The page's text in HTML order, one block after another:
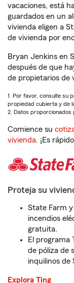
vacaciones, está
guardados en un
vivienda eligen a
de vivienda por
Bryan Jenkins en
después de que
de propietarios de
1. Por favor, consulte su
propiedad cubierta y de
2. Datos proporcionados
Comience su
vivienda. ¡Es
Proteja su
State Farm
incendios
gratuita.
El programa
de póliza de
inquilinos de
Explora Ting